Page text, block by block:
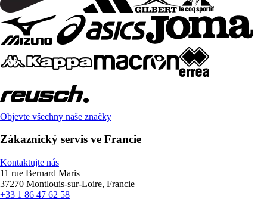
Objevte všechny naše značky
Zákaznický servis ve Francie
Kontaktujte nás
11 rue Bernard Maris
37270 Montlouis-sur-Loire, Francie
+33 1 86 47 62 58